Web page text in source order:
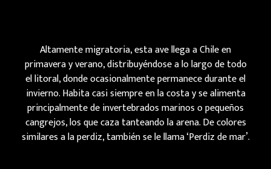
Altamente migratoria, esta ave llega a Chile en
primavera y verano, distribuyéndose a lo largo de todo
el litoral, donde ocasionalmente permanece durante el
invierno. Habita casi siempre en la costa y se alimenta
principalmente de invertebrados marinos o pequeños
cangrejos, los que caza tanteando la arena. De colores
similares a la perdiz, también se le llama ‘Perdiz de mar’.